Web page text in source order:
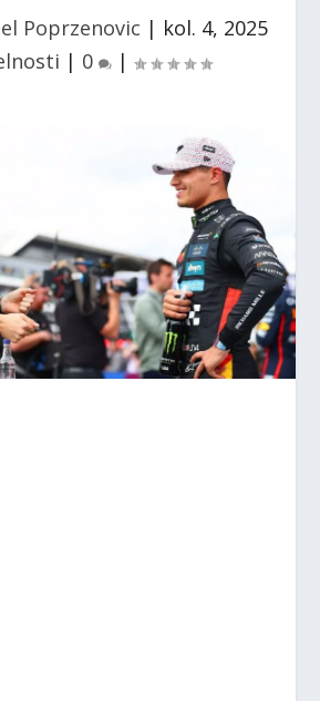
Poprzenovic | kol. 4, 2025
| 0 |